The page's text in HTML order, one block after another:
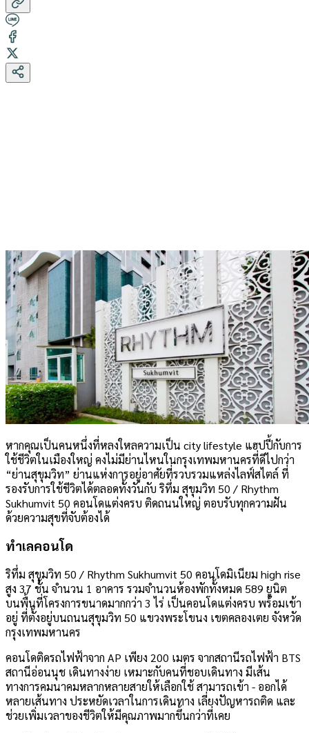
หากคุณเป็นคนหนึ่งที่หลงใหลความเป็น city lifestyle แฮปปี้กับการ
ใช้ชีวิตในเมืองใหญ่ คงไม่มีย่านไหนในกรุงเทพมหานครที่ดีไปกว่า
“ย่านสุขุมวิท” ย่านแห่งการอยู่อาศัยที่รวบรวมแหล่งไลฟ์สไตล์ ที่
รองรับการใช้ชีวิตได้ตลอดทั้งวันกับ ริทึ่ม สุขุมวิท 50 / Rhythm
Sukhumvit 50 คอนโดแต่งครบ ติดถนนใหญ่ ตอบรับทุกความฝัน
ด้วยความสุขที่จับต้องได้
ทำเลคอนโด
ริทึ่ม สุขุมวิท 50 / Rhythm Sukhumvit 50 คอนโดมิเนียม high rise
สูง 37 ชั้น จำนวน 1 อาคาร รวมจำนวนห้องพักทั้งหมด 589 ยูนิต
บนพื้นที่โครงการขนาดมากกว่า 3 ไร่ เป็นคอนโดแต่งครบ พร้อมเข้า
อยู่ ที่ตั้งอยู่บนถนนสุขุมวิท 50 แขวงพระโขนง เขตคลองเตย จังหวัด
กรุงเทพมหานคร
คอนโดติดรถไฟฟ้าจาก AP เพียง 200 เมตร จากสถานีรถไฟฟ้า BTS
สถานีอ่อนนุช เดินทางง่าย เหมาะกับคนที่ชอบเดินทาง มีเส้น
ทางการคมนาคมหลากหลายสายให้เลือกใช้ สามารถเข้า - ออกได้
หลายเส้นทาง ประหยัดเวลาในการเดินทาง เลี่ยงปัญหารถติด และ
ช่วยเพิ่มเวลาของชีวิตให้มีคุณภาพมากขึ้นกว่าที่เคย